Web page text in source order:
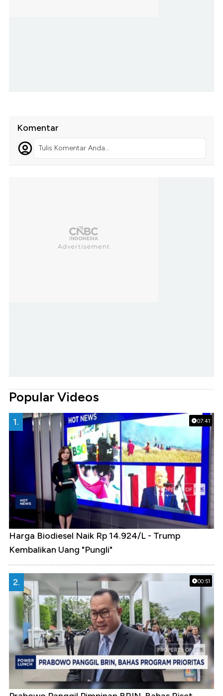
Komentar
Tulis Komentar Anda...
Popular Videos
07:41
1.
Harga Biodiesel Naik Rp 14.924/L - Trump
Kembalikan Uang "Pungli"
00:51
2.